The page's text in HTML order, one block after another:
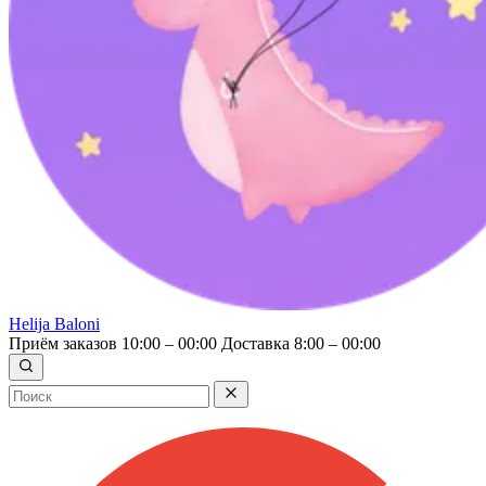
Helija Baloni
Приём заказов 10:00 – 00:00 Доставка 8:00 – 00:00